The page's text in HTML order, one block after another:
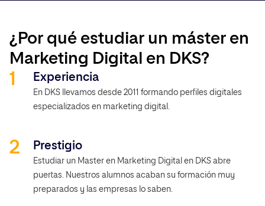
¿Por qué estudiar un máster en
Marketing Digital en DKS?
Experiencia
En DKS llevamos desde 2011 formando perfiles digitales
especializados en marketing digital.
Prestigio
Estudiar un Master en Marketing Digital en DKS abre
puertas. Nuestros alumnos acaban su formación muy
preparados y las empresas lo saben.